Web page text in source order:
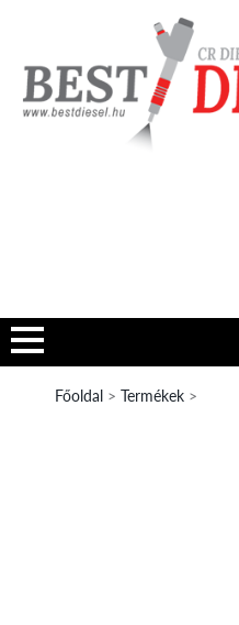
Főoldal > Termékek >